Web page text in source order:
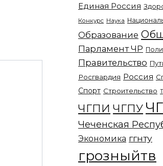
Единая Россия
Конкурс Наука
Образование
Парламент ЧР
Правительство
Росгвардия Россия
Спорт Строительство
ЧГПИ ЧГПУ
Чеченская
Экономика ггнту
грозныйтв